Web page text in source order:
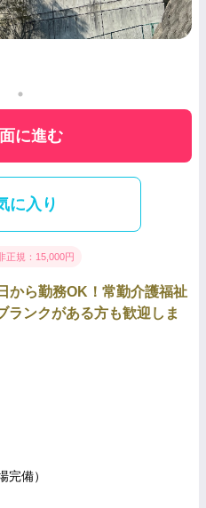
に進む
に入り
正規：15,000円
から勤務OK！常勤介護福祉
ンクがある方も歓迎しま
完備）